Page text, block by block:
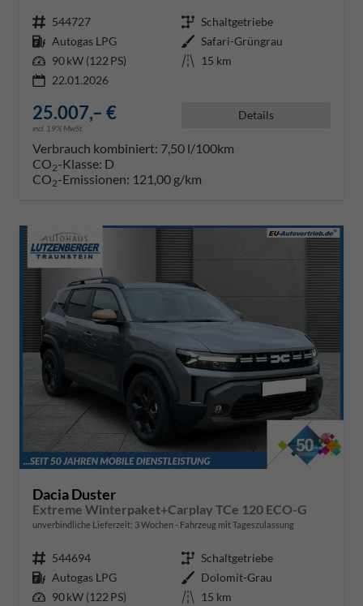
Fahrzeugnr. 544727 Getriebe Schaltgetriebe
Kraftstoff Autogas LPG Außenfarbe Safari-Grüngrau
Leistung 90 kW (122 PS) Kilometerstand 15 km
22.01.2026
25.007,– €
incl. 19% MwSt.
Details
Verbrauch kombiniert: 7,50 l/100km
CO2-Klasse: D
CO2-Emissionen: 121,00 g/km
Dacia Duster
Extreme Winterpaket+Carplay TCe 120 ECO-G
unverbindliche Lieferzeit: 3 Wochen Fahrzeug mit Tageszulassung
Fahrzeugnr. 544694 Getriebe Schaltgetriebe
Kraftstoff Autogas LPG Außenfarbe Dolomit-Grau
Leistung 90 kW (122 PS) Kilometerstand 15 km